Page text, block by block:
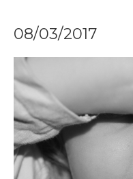
08/03/2017